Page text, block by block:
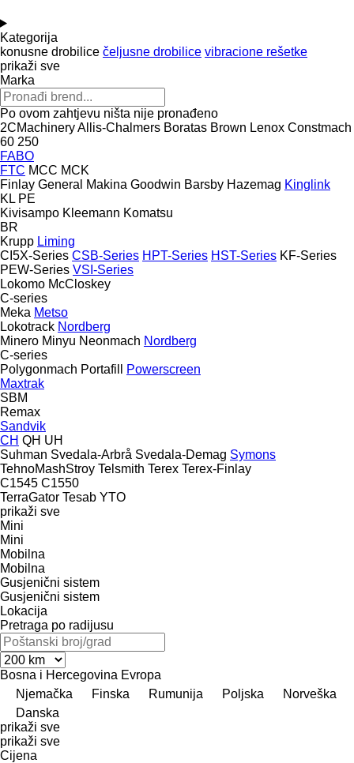
Kategorija
konusne drobilice čeljusne drobilice vibracione rešetke
prikaži sve
Marka
Po ovom zahtjevu ništa nije pronađeno
2CMachineryAllis-Chalmers Boratas Brown Lenox Constmach
60 250
FABO
FTC MCC MCK
Finlay General Makina Goodwin Barsby Hazemag Kinglink
KL PE
Kivisampo Kleemann Komatsu
BR
Krupp Liming
CI5X-Series CSB-Series HPT-Series HST-Series KF-Series
PEW-Series VSI-Series
Lokomo McCloskey
C-series
Meka Metso
Lokotrack Nordberg
Minero Minyu Neonmach Nordberg
C-series
Polygonmach Portafill
Powerscreen
Maxtrak
SBM
Remax
Sandvik
CH QH UH
Suhman Svedala-Arbrå Svedala-Demag Symons
TehnoMashStroy Telsmith Terex Terex-Finlay
C1545 C1550
TerraGator Tesab YTO
prikaži sve
Mini
Mini
Mobilna
Mobilna
Gusjenični sistem
Gusjenični sistem
Lokacija
Pretraga po radijusu
Bosna i Hercegovina Evropa
Njemačka
Finska Rumunija Poljska
Norveška
Danska
prikaži sve
prikaži sve
Cijena